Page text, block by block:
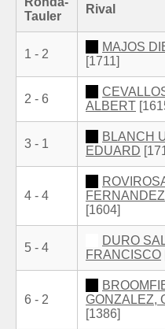
Tauler
Rival
1 - 2
MAJOS
[1711]
2 - 6
ALBERT
3 - 1
BLANCH
EDUARD
4 - 4
[1604]
5 - 4
DURO
FRANCISCO
6 - 2
GONZALEZ,
[1386]